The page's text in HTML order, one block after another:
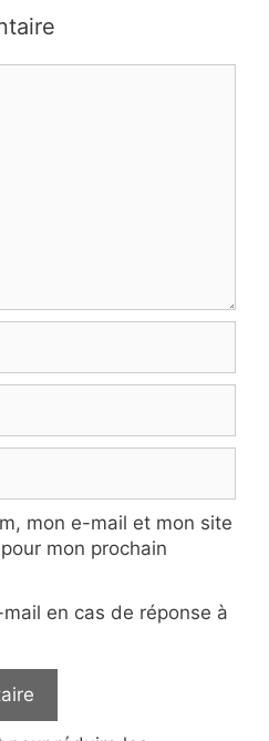
mon e-mail et mon site
mon prochain
en cas de réponse à